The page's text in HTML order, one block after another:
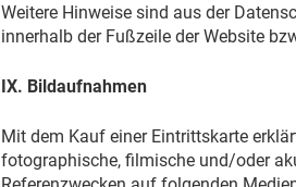
Weitere Hinweise sind aus der
innerhalb der Fußzeile der Website
IX. Bildaufnahmen
Mit dem Kauf einer Eintrittskarte
fotographische, filmische und/oder